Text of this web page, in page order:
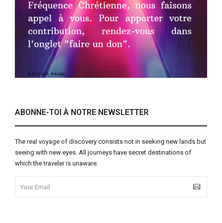
ABONNE-TOI À NOTRE NEWSLETTER
The real voyage of discovery consists not in seeking new lands but
seeing with new eyes. All journeys have secret destinations of
which the traveler is unaware.